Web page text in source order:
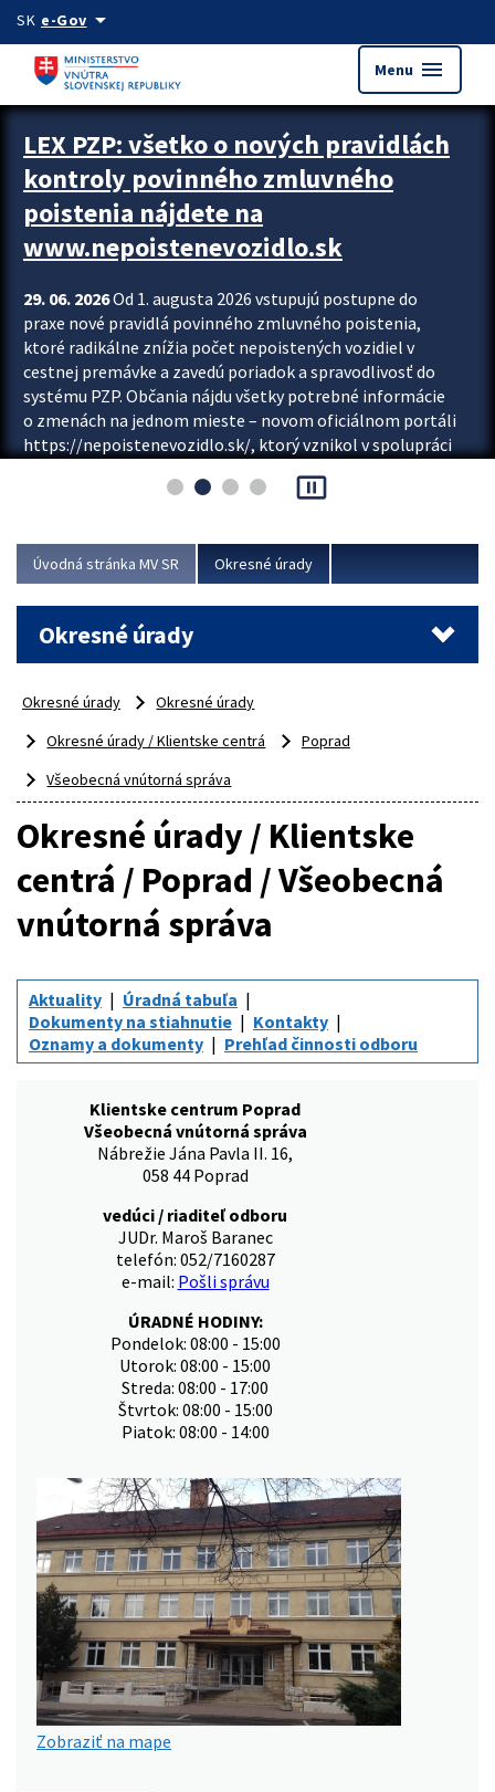
Preskocit na hlavný obsah
SK e-Govarrow_drop_down
Menu menu
Zastavit automatický posun upútavok
LEX PZP: všetko o nových pravidlách
kontroly povinného zmluvného
poistenia nájdete na
www.nepoistenevozidlo.sk
29. 06. 2026Od 1. augusta 2026 vstupujú postupne do
praxe nové pravidlá povinného zmluvného poistenia,
ktoré radikálne znížia počet nepoistených vozidiel v
cestnej premávke a zavedú poriadok a spravodlivosť do
systému PZP. Občania nájdu všetky potrebné informácie
o zmenách na jednom mieste – novom oficiálnom portáli
https://nepoistenevozidlo.sk/, ktorý vznikol v spolupráci
asociácie poisťovní (SLASPO) a Ministerstva vnútra SR.
Viac
pause_presentation
Úvodná stránka MV SR Okresné úrady
Okresné úrady
Okresné úrady
Okresné úrady
Okresné úrady / Klientske centrá
Poprad
Všeobecná vnútorná správa
Okresné úrady / Klientske
centrá / Poprad / Všeobecná
vnútorná správa
Aktuality
Úradná tabuľa
Dokumenty na stiahnutie
Kontakty
Oznamy a dokumenty
Prehľad činnosti odboru
Klientske centrum Poprad
Všeobecná vnútorná správa
Nábrežie Jána Pavla II. 16,
058 44 Poprad
vedúci / riaditeľ odboru
JUDr. Maroš Baranec
telefón: 052/7160287
e-mail: Pošli správu
ÚRADNÉ HODINY:
Pondelok: 08:00 - 15:00
Utorok: 08:00 - 15:00
Streda: 08:00 - 17:00
Štvrtok: 08:00 - 15:00
Piatok: 08:00 - 14:00
Zobraziť na mape